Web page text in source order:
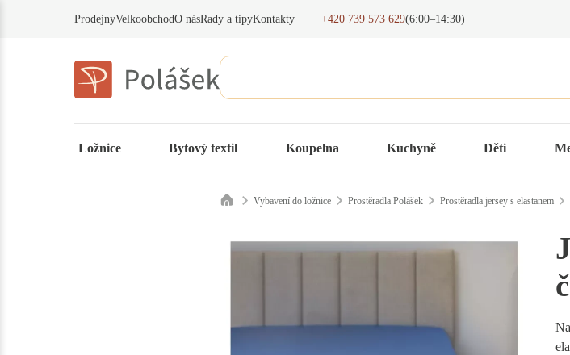
ProdejnyVelkoobchodO násRady a tipyKontakty +420 739 573 629(6:00–14:30)
Ložnice Bytový textil Koupelna Kuchyně Děti
Vybavení do ložnice Prostěradla Polášek Prostěradla jersey s elastanem